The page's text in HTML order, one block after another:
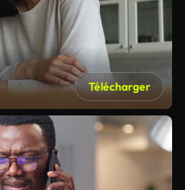
Télécharger